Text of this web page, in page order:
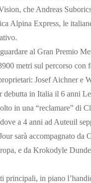
che Andreas
Alpina Express, le
al Gran Premio
metri sul percorso con
Josef Aichner e
in Italia il 6 anni
in una “reclamare” di
a 4 anni ad Auteuil
sarà accompagnato
e da Krokodyle
principali, in piano